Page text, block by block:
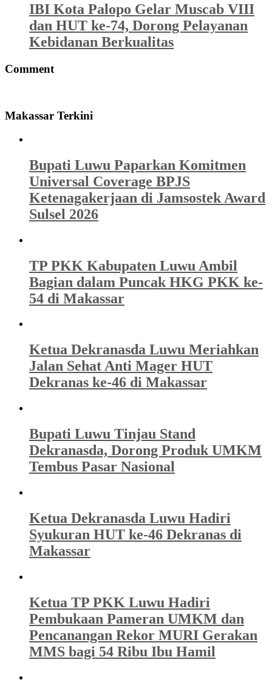
IBI Kota Palopo Gelar Muscab VIII
dan HUT ke-74, Dorong Pelayanan
Kebidanan Berkualitas
Comment
Makassar Terkini
Bupati Luwu Paparkan Komitmen
Universal Coverage BPJS
Ketenagakerjaan di Jamsostek Award
Sulsel 2026
TP PKK Kabupaten Luwu Ambil
Bagian dalam Puncak HKG PKK ke-
54 di Makassar
Ketua Dekranasda Luwu Meriahkan
Jalan Sehat Anti Mager HUT
Dekranas ke-46 di Makassar
Bupati Luwu Tinjau Stand
Dekranasda, Dorong Produk UMKM
Tembus Pasar Nasional
Ketua Dekranasda Luwu Hadiri
Syukuran HUT ke-46 Dekranas di
Makassar
Ketua TP PKK Luwu Hadiri
Pembukaan Pameran UMKM dan
Pencanangan Rekor MURI Gerakan
MMS bagi 54 Ribu Ibu Hamil